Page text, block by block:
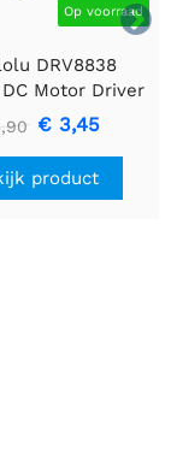

Op voorraad
DRV8838
Motor Driver
€ 3,45
product